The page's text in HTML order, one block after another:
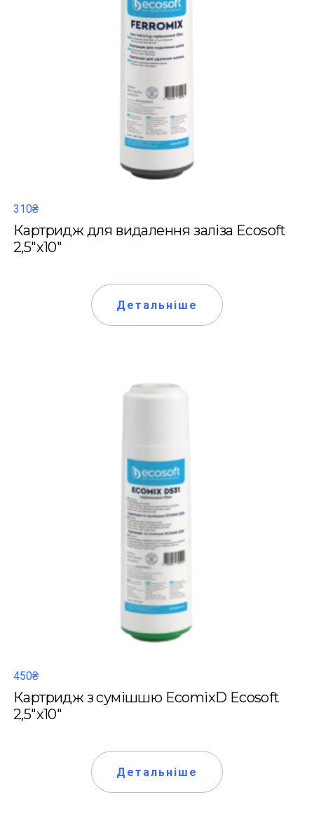
310₴
Картридж для видалення заліза Ecosoft
2,5"х10"
Детальніше
450₴
Картридж з сумішшю EcomixD Ecosoft
2,5"x10"
Детальніше